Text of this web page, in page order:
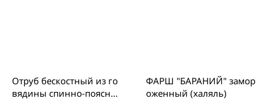
Отруб бескостный из го
вядины спинно-пояснич
ФАРШ "БАРАНИЙ" замор
оженный (халяль)